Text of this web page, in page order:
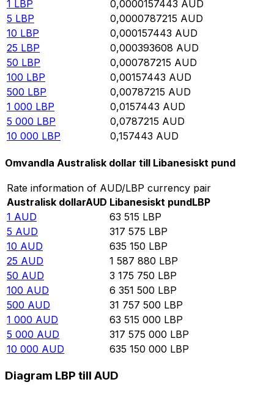
1 LBP 0,0000157443 AUD
5 LBP 0,0000787215 AUD
10 LBP 0,000157443 AUD
25 LBP 0,000393608 AUD
50 LBP 0,000787215 AUD
100 LBP 0,00157443 AUD
500 LBP 0,00787215 AUD
1 000 LBP 0,0157443 AUD
5 000 LBP 0,0787215 AUD
10 000 LBP 0,157443 AUD
Omvandla Australisk dollar till Libanesiskt pund
Rate information of AUD/LBP currency pair
Australisk dollarAUD Libanesiskt pundLBP
1 AUD 63 515 LBP
5 AUD 317 575 LBP
10 AUD 635 150 LBP
25 AUD 1 587 880 LBP
50 AUD 3 175 750 LBP
100 AUD 6 351 500 LBP
500 AUD 31 757 500 LBP
1 000 AUD 63 515 000 LBP
5 000 AUD 317 575 000 LBP
10 000 AUD 635 150 000 LBP
Diagram LBP till AUD